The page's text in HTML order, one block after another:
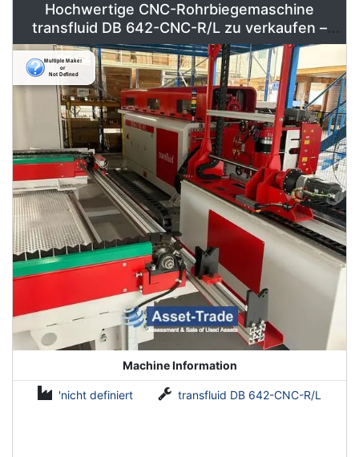
Hochwertige CNC-Rohrbiegemaschine
transfluid DB 642-CNC-R/L zu verkaufen –
Vollautomatisiert & Neuwertig
Machine Information
'nicht definiert transfluid DB 642-CNC-R/L